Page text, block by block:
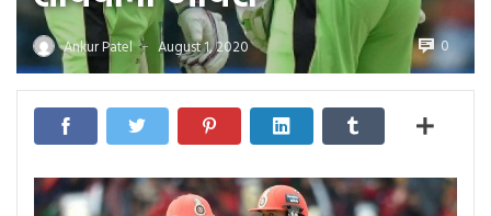
Ankur Patel — August 1, 2020 0